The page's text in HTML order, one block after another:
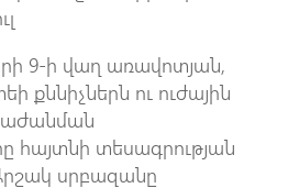
9-ի վաղ առավոտյան,
քննիչներն ու ուժային
հայտնի տեսագրության
սրբազանը